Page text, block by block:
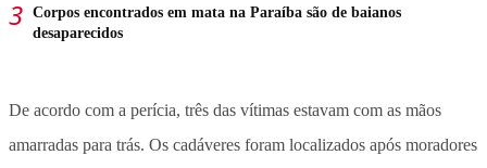
Corpos encontrados em mata na Paraíba são de baianos
desaparecidos
De acordo com a perícia, três das vítimas estavam com as mãos
amarradas para trás. Os cadáveres foram localizados após moradores